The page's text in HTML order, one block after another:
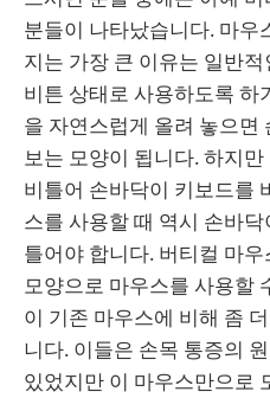
분들이 나타났습니다. 마
지는 가장 큰 이유는 일반
비튼 상태로 사용하도록 하
을 자연스럽게 올려 놓으면
보는 모양이 됩니다. 하지
비틀어 손바닥이 키보드를
스를 사용할 때 역시 손바
틀어야 합니다. 버티컬 마
모양으로 마우스를 사용할
이 기존 마우스에 비해 좀
니다. 이들은 손목 통증의
있었지만 이 마우스만으로